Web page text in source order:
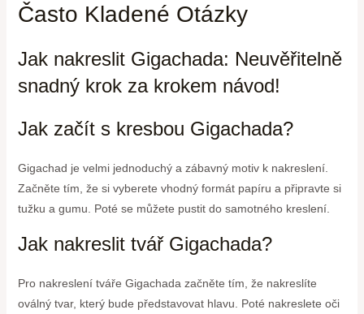
Často Kladené Otázky
Jak nakreslit Gigachada: Neuvěřitelně
snadný krok za krokem návod!
Jak začít s kresbou Gigachada?
Gigachad je velmi jednoduchý a zábavný motiv k nakreslení.
Začněte tím, že si vyberete vhodný formát papíru a připravte si
tužku a gumu. Poté se můžete pustit do samotného kreslení.
Jak nakreslit tvář Gigachada?
Pro nakreslení tváře Gigachada začněte tím, že nakreslíte
oválný tvar, který bude představovat hlavu. Poté nakreslete oči